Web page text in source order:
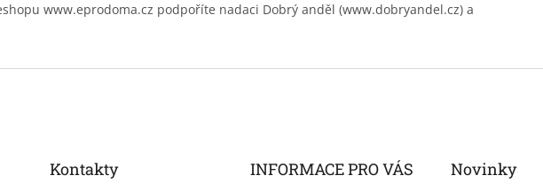
www.eprodoma.cz podpoříte nadaci Dobrý anděl (www.dobryandel.cz) a
Kontakty INFORMACE PRO VÁS Novinky